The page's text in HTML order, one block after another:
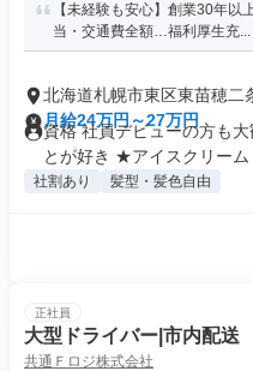
【未経験も安心】創業30年
当・交通費全額…福利厚生充...
北海道札幌市東区東苗穂二
月給24万円～27万円
資格 社員デビューの方も
とが好き ★アイスクリーム
社割あり 髪型・髪色自由
正社員
大型ドライバー|市内配送
共通Ｆロジ株式会社